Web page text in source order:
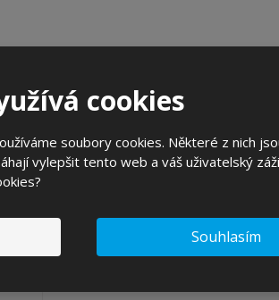
cookies
soubory cookies. Některé z nich
vylepšit tento web a váš uživatelský
Souhlasím
Alternativy